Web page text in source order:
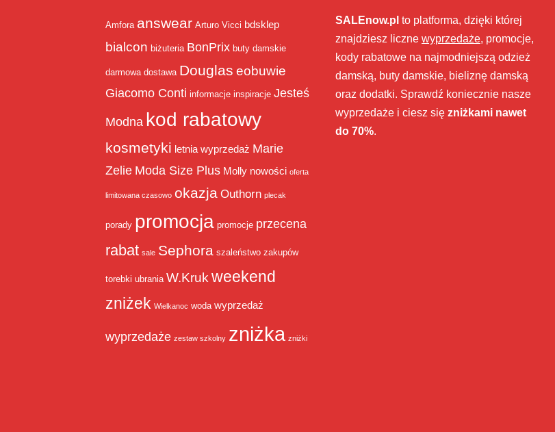
Amfora answear Arturo Vicci bdsklep
bialcon biżuteria BonPrix buty damskie
darmowa dostawa Douglas eobuwie
Giacomo Conti informacje inspiracje Jesteś
Modna kod rabatowy
kosmetyki letnia wyprzedaż Marie
Zelie Moda Size Plus Molly nowości oferta
limitowana czasowo okazja Outhorn plecak
porady promocja promocje przecena
rabat sale Sephora szaleństwo zakupów
torebki ubrania W.Kruk weekend
zniżek Wielkanoc woda wyprzedaż
wyprzedaże zestaw szkolny zniżka zniżki
SALEnow.pl to platforma, dzięki której
znajdziesz liczne wyprzedaże, promocje,
kody rabatowe na najmodniejszą odzież
damską, buty damskie, bieliznę damską
oraz dodatki. Sprawdź koniecznie nasze
wyprzedaże i ciesz się zniżkami nawet
do 70%.